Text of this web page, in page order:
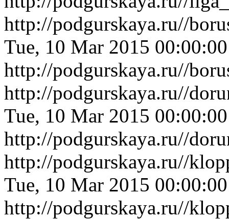
http://podgurskaya.ru//
Tue, 10 Mar 2015
http://podgurskaya.ru//
http://podgurskaya.ru//
Tue, 10 Mar 2015
http://podgurskaya.ru//
http://podgurskaya.ru//
Tue, 10 Mar 2015
http://podgurskaya.ru//